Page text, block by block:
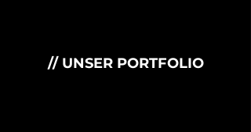
// UNSER PORTFOLIO